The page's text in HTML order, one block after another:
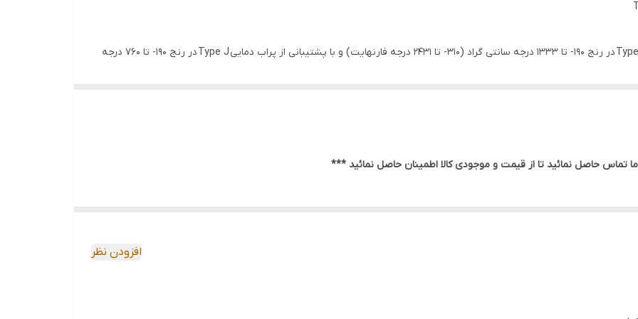
این دستگاه می تواند دما را با پشتیبانی از پراب دمایی Type K در رنج 190- تا 1333 درجه سانتی گراد (310- تا 2431 درجه فارنهایت) و با پشتیبانی از پراب دمایی Type J در رنج 190- تا 760 درجه
حاصل نمائید تا از قیمت و موجودی کالا اطمینان حاصل نمائید ***
افزودن نظر